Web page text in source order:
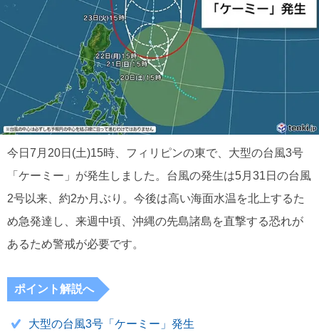
今日7月20日(土)15時、フィリピンの東で、大型の台風3号
「ケーミー」が発生しました。台風の発生は5月31日の台風
2号以来、約2か月ぶり。今後は高い海面水温を北上するた
め急発達し、来週中頃、沖縄の先島諸島を直撃する恐れが
あるため警戒が必要です。
ポイント解説へ
大型の台風3号「ケーミー」発生